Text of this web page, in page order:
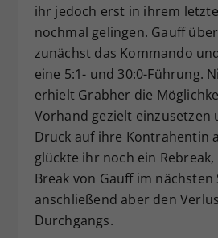
ihr jedoch erst in ihrem
nochmal gelingen. Gauff
zunächst das Kommando
eine 5:1- und 30:0-Führung.
erhielt Grabher die
Vorhand gezielt einzusetzen
Druck auf ihre Kontrahentin
glückte ihr noch ein
Break von Gauff im nächsten
anschließend aber den
Durchgangs.